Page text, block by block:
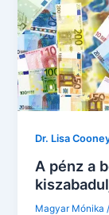
Dr. Lisa
A pénz a
Magyar Mónika/